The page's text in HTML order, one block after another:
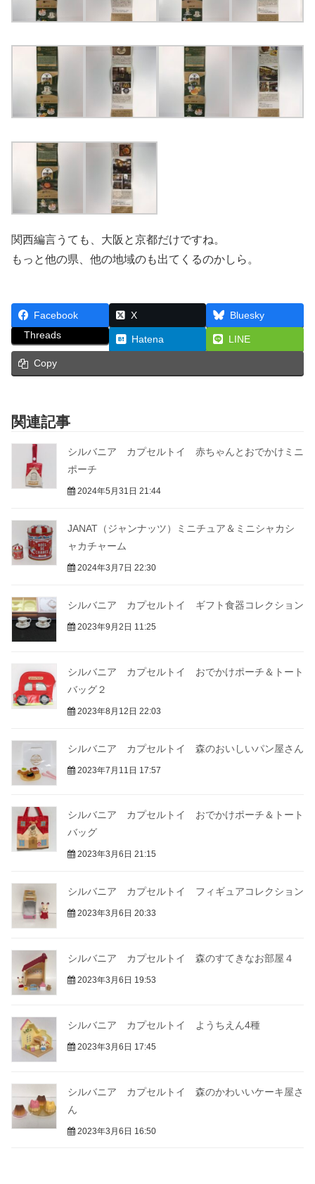
関西編言うても、大阪と京都だけですね。
もっと他の県、他の地域のも出てくるのかしら。
Facebook X
Bluesky
Threads
Hatena LINE
Copy
関連記事
シルバニア カプセルトイ 赤ちゃんとおでかけミニ
ポーチ
2024年5月31日 21:44
JANAT（ジャンナッツ）ミニチュア＆ミニシャカシ
ャカチャーム
2024年3月7日 22:30
シルバニア カプセルトイ ギフト食器コレクション
2023年9月2日 11:25
シルバニア カプセルトイ おでかけポーチ＆トート
バッグ２
2023年8月12日 22:03
シルバニア カプセルトイ 森のおいしいパン屋さん
2023年7月11日 17:57
シルバニア カプセルトイ おでかけポーチ＆トート
バッグ
2023年3月6日 21:15
シルバニア カプセルトイ フィギュアコレクション
2023年3月6日 20:33
シルバニア カプセルトイ 森のすてきなお部屋４
2023年3月6日 19:53
シルバニア カプセルトイ ようちえん4種
2023年3月6日 17:45
シルバニア カプセルトイ 森のかわいいケーキ屋さ
ん
2023年3月6日 16:50